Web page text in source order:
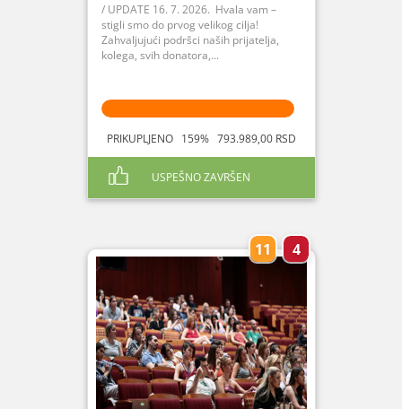
/ UPDATE 16. 7. 2026. Hvala vam –
stigli smo do prvog velikog cilja!
Zahvaljujući podršci naših prijatelja,
kolega, svih donatora,...
PRIKUPLJENO 159% 793.989,00 RSD
USPEŠNO ZAVRŠEN
11 4